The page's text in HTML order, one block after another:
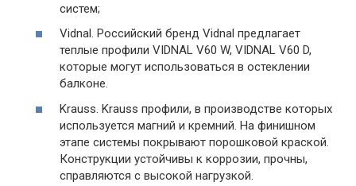
систем;
Vidnal. Российский бренд Vidnal предлагает
теплые профили VIDNAL V60 W, VIDNAL V60 D,
которые могут использоваться в остеклении
балконе.
Krauss. Krauss профили, в производстве которых
используется магний и кремний. На финишном
этапе системы покрывают порошковой краской.
Конструкции устойчивы к коррозии, прочны,
справляются с высокой нагрузкой.